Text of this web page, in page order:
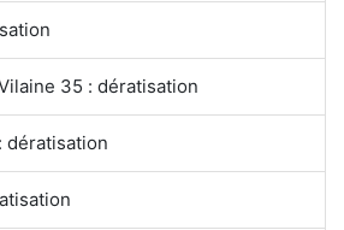
35 : dératisation
dératisation